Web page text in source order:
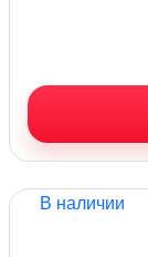
В наличии